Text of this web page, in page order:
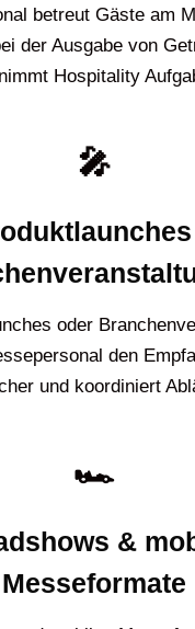
betreut Gäste am
der Ausgabe von
Hospitality
🎤
oder
den
und koordiniert
🏎️
&
Messeformate